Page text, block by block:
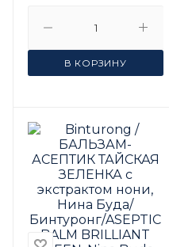
В КОРЗИНУ